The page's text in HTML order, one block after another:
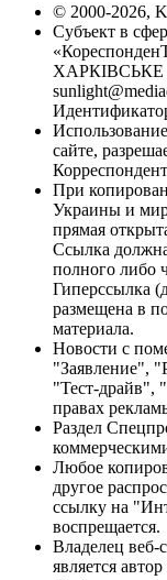
© 2000-2026,
Субъект в
ХАРКІВСЬКЕ
сайте,
При
Украины и
прямая
Ссылка
полного либо
Гиперссылка
размещена в
материала.
Новости с
"Заявление",
"Тест-драйв",
правах
Раздел
Любое
другое
ссылку на
воспрещается.
Владелец веб-
является